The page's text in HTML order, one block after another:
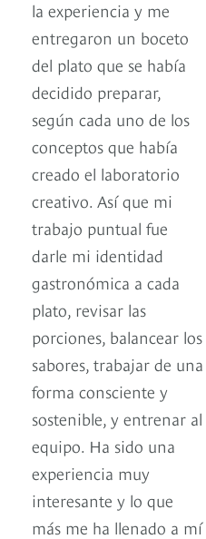
la experiencia y me
entregaron un boceto
del plato que se había
decidido preparar,
según cada uno de los
conceptos que había
creado el laboratorio
creativo. Así que mi
trabajo puntual fue
darle mi identidad
gastronómica a cada
plato, revisar las
porciones, balancear los
sabores, trabajar de una
forma consciente y
sostenible, y entrenar al
equipo. Ha sido una
experiencia muy
interesante y lo que
más me ha llenado a mí